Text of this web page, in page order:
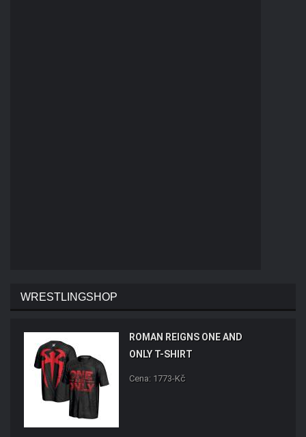
WRESTLINGSHOP
ROMAN REIGNS ONE AND
ONLY T-SHIRT
Cena: 1773-Kč